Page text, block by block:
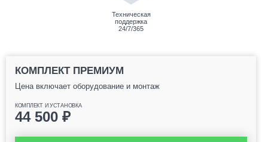
Техническая
поддержка
24/7/365
КОМПЛЕКТ ПРЕМИУМ
Цена включает оборудование и монтаж
КОМПЛЕКТ И УСТАНОВКА
44 500 ₽